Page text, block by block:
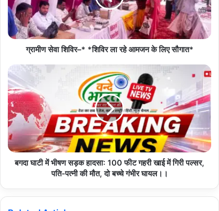
i
a
d
e
s
s
ग्रामीण सेवा शिविर–* *शिविर ला रहे आमजन के लिए सौगात*
बगदा घाटी में भीषण सड़क हादसा: 100 फीट गहरी खाई में गिरी पल्सर,
पति-पत्नी की मौत, दो बच्चे गंभीर घायल।।